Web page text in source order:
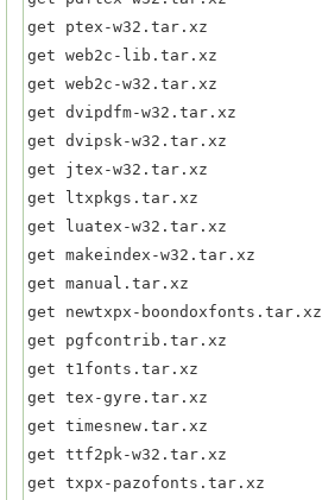
get ptex-w32.tar.xz
get web2c-lib.tar.xz
get web2c-w32.tar.xz
get dvipdfm-w32.tar.xz
get dvipsk-w32.tar.xz
get jtex-w32.tar.xz
get ltxpkgs.tar.xz
get luatex-w32.tar.xz
get makeindex-w32.tar.xz
get manual.tar.xz
get newtxpx-boondoxfonts.tar.xz
get pgfcontrib.tar.xz
get t1fonts.tar.xz
get tex-gyre.tar.xz
get timesnew.tar.xz
get ttf2pk-w32.tar.xz
get txpx-pazofonts.tar.xz